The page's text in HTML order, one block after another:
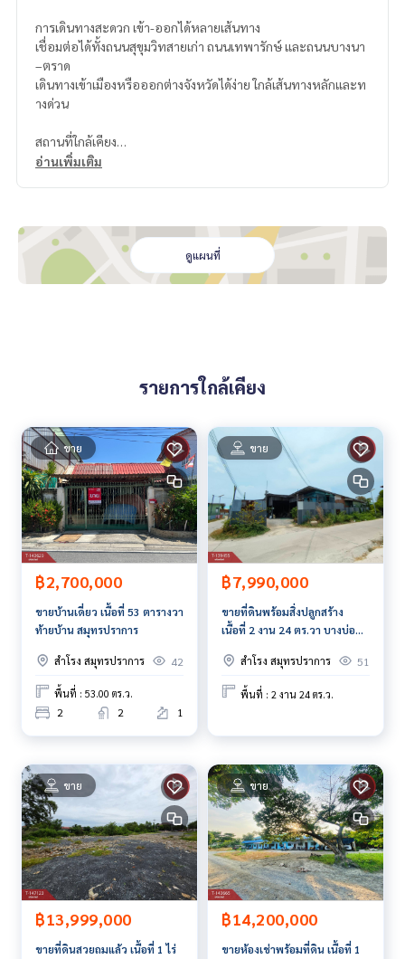
การเดินทางสะดวก เข้า-ออกได้หลายเส้นทาง
เชื่อมต่อได้ทั้งถนนสุขุมวิทสายเก่า ถนนเทพารักษ์ และถนนบางนา
–ตราด
เดินทางเข้าเมืองหรือออกต่างจังหวัดได้ง่าย ใกล้เส้นทางหลักและท
างด่วน
สถานที่ใกล้เคียง
• โรงเรียนณัฐชัยสอนขับรถยนต์
• ท่าอากาศยานสุวรรณภูมิ
• การเคหะบางพลี
• นิคมอุตสาหกรรมบางพลี
กธนาคาร**
**พร้อมอัตราดอกเบี้ยพิเศษ และ วงเงินสูงสุด 90-100% ของราคา
ประเมิน**
สนใจสอบถามข้อมูลเพิ่มเติม หรือ นัดชมบ้านได้ที่
Tel :0626156978หนึ่ง (รหัสตัวแทน 2831)
Line ID :0626156978
Callcenter :02-047-4282
สนใจดูทรัพย์อื่นๆ เพิ่มเติม มากกว่า 3,000 รายการ
www.tb.co.th
The Best Property Agent CO,.LTD. ผู้นำด้านธุรกิจนายหน้า ตัวแ
ทนอสังหาริมทรัพย์ครบวงจร ด้วยความเป็นมืออาชีพ ใช้เทคโนโล
ยี และ นวัตกรรมที่สร้างสรรค์ เพื่อส่งมอบบริการที่ดีที่สุดเพื่อคุณ ใ
อ่านเพิ่มเติม
ดูแผนที่
รายการใกล้เคียง
ขาย
฿2,700,000
ขายบ้านเดี่ยว เนื้อที่ 53 ตารางวา
ท้ายบ้าน สมุทรปราการ
สำโรง สมุทรปราการ 42
พื้นที่ : 53.00 ตร.ว.
2 2 1
ขาย
฿7,990,000
ขายที่ดินพร้อมสิ่งปลูกสร้าง
เนื้อที่ 2 งาน 24 ตร.วา บางบ่อ
สำโรง สมุทรปราการ
51
พื้นที่ : 2 งาน 24 ตร.ว.
ขาย
฿13,999,000
ขายที่ดินสวยถมแล้ว เนื้อที่ 1 ไร่
ขาย
฿14,200,000
ขายห้องเช่าพร้อมที่ดิน เนื้อที่ 1